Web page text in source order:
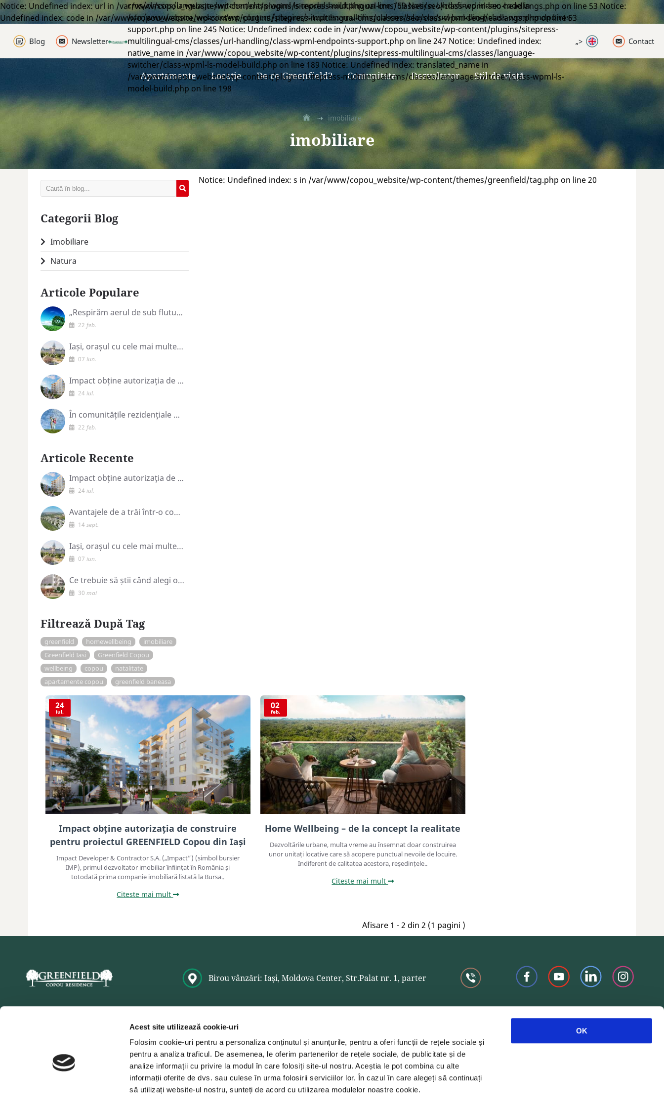
Acest site utilizează cookie-uri
Folosim cookie-uri pentru a personaliza conținutul și anunțurile, pentru a oferi funcții de rețele sociale și
pentru a analiza traficul. De asemenea, le oferim partenerilor de rețele sociale, de publicitate și de
analize informații cu privire la modul în care folosiți site-ul nostru. Aceștia le pot combina cu alte
informații oferite de dvs. sau culese în urma folosirii serviciilor lor. În cazul în care alegeți să continuați
să utilizați website-ul nostru, sunteți de acord cu utilizarea modulelor noastre cookie.
OK
Notice: Undefined index: url in /var/www/copou_website/wp-content/plugins/sitepress-multilingual-cms/classes/seo/class-wpml-seo-headlangs.php on line 53 Notice:
Undefined index: code in /var/www/copou_website/wp-content/plugins/sitepress-multilingual-cms/classes/seo/class-wpml-seo-headlangs.php on line 53
Blog Newsletter
cms/classes/language-switcher/class-wpml-ls-model-build.php on line 159 Notice: Undefined index: code in
/var/www/copou_website/wp-content/plugins/sitepress-multilingual-cms/classes/url-handling/class-wpml-endpoints-
support.php on line 245 Notice: Undefined index: code in /var/www/copou_website/wp-content/plugins/sitepress-
multilingual-cms/classes/url-handling/class-wpml-endpoints-support.php on line 247 Notice: Undefined index:
native_name in /var/www/copou_website/wp-content/plugins/sitepress-multilingual-cms/classes/language-
switcher/class-wpml-ls-model-build.php on line 189 Notice: Undefined index: translated_name in
/var/www/copou_website/wp-content/plugins/sitepress-multilingual-cms/classes/language-switcher/class-wpml-ls-
model-build.php on line 198
„> Contact
Blog
Apartamente
De ce Greenfield?
Dezvoltator
Stil de viață
Apartamente Locație De ce Greenfield? Comunitate Dezvoltator Stil de viață
⇢ imobiliare
imobiliare
Categorii Blog
Imobiliare
Natura
Articole Populare
„Respirăm aerul de sub fluturi”
22 feb.
Iași, orașul cu cele mai multe zâmbete!
07iun.
Impact obține autorizația de construire pentru proiectul GREENFIELD Copou din Iași
24iul.
În comunitățile rezidențiale natalitatea crește!
22 feb.
Articole Recente
Impact obține autorizația de construire pentru proiectul GREENFIELD Copou din Iași
24iul.
Avantajele de a trăi într-o comunitate verde, în cartierul rezidențial Greenfield Copou din Iași
14sept.
Iași, orașul cu cele mai multe zâmbete!
07iun.
Ce trebuie să știi când alegi o locuință
30mai
Filtrează După Tag
greenfield homewellbeing
imobiliare
Greenfield Iasi
Greenfield Copou
wellbeing
copou
natalitate
apartamente copou
greenfield baneasa
Notice: Undefined index: s in /var/www/copou_website/wp-content/themes/greenfield/tag.php on line 20
24
iul.
Impact obține autorizația de construire
pentru proiectul GREENFIELD Copou din Iași
Impact Developer & Contractor S.A. („Impact”) (simbol bursier
IMP), primul dezvoltator imobiliar înființat în România și
totodată prima companie imobiliară listată la Bursa..
Citeste mai mult
02
feb.
Home Wellbeing – de la concept la realitate
Dezvoltările urbane, multa vreme au însemnat doar construirea
unor unitați locative care să acopere punctual nevoile de locuire.
Indiferent de calitatea acestora, reședințele..
Citeste mai mult
Afisare 1 - 2 din 2 (1 pagini )
Birou vânzări: Iași, Moldova Center, Str.Palat nr. 1, parter
Abonează-te la newsletter pentru a fi la curent cu noutățile, evenimentele și promoțiile
noastre.
Niciodată nu vom divulga adresa ta de email și nu vom face spam. Făcând click pe "Trimite”, ești de acord cu
Nota de informare
E-Mail